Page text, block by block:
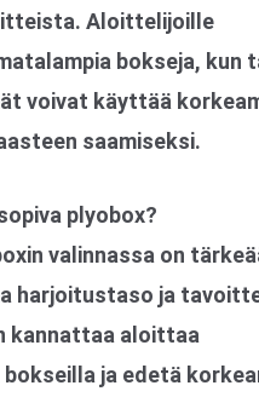
Aloittelijoille
bokseja, kun
voivat käyttää
saamiseksi.
plyobox?
valinnassa on
harjoitustaso ja
kannattaa aloittaa
ja edetä